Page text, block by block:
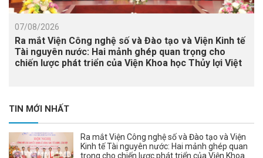
07/08/2026
Ra mắt Viện Công nghệ số và Đào tạo và Viện Kinh tế
Tài nguyên nước: Hai mảnh ghép quan trọng cho
chiến lược phát triển của Viện Khoa học Thủy lợi Việt
TIN MỚI NHẤT
Ra mắt Viện Công nghệ số và Đào tạo và Viện
Kinh tế Tài nguyên nước: Hai mảnh ghép quan
trọng cho chiến lược phát triển của Viện Khoa